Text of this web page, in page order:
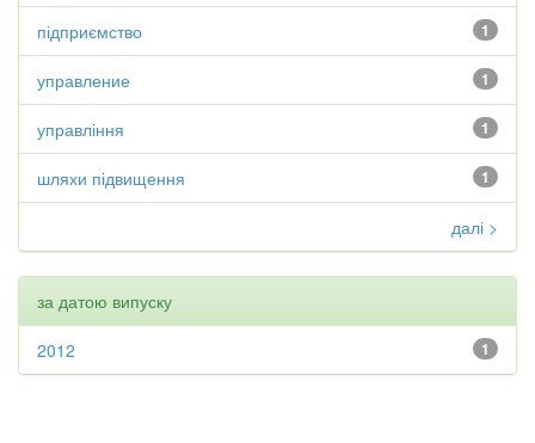
1
підприємство
1
управление
1
управління
1
шляхи підвищення
далі >
за датою випуску
1
2012